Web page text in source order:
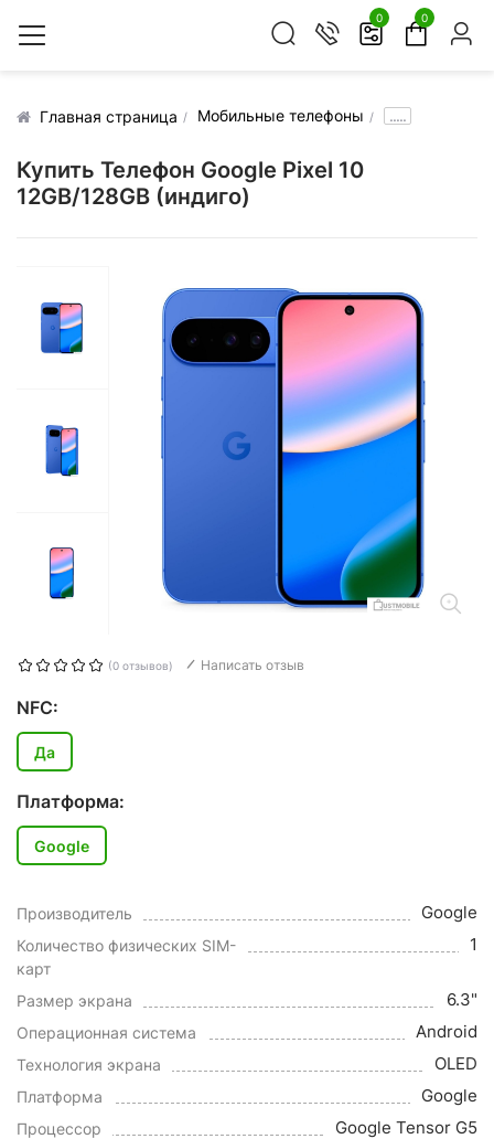
0 0
Главная страница Мобильные телефоны .....
Купить Телефон Google Pixel 10
12GB/128GB (индиго)
(0 отзывов) Написать отзыв
NFC:
Да
Платформа:
Google
Производитель Google
Количество физических SIM-
карт
1
Размер экрана 6.3"
Операционная система Android
Технология экрана OLED
Платформа Google
Процессор Google Tensor G5